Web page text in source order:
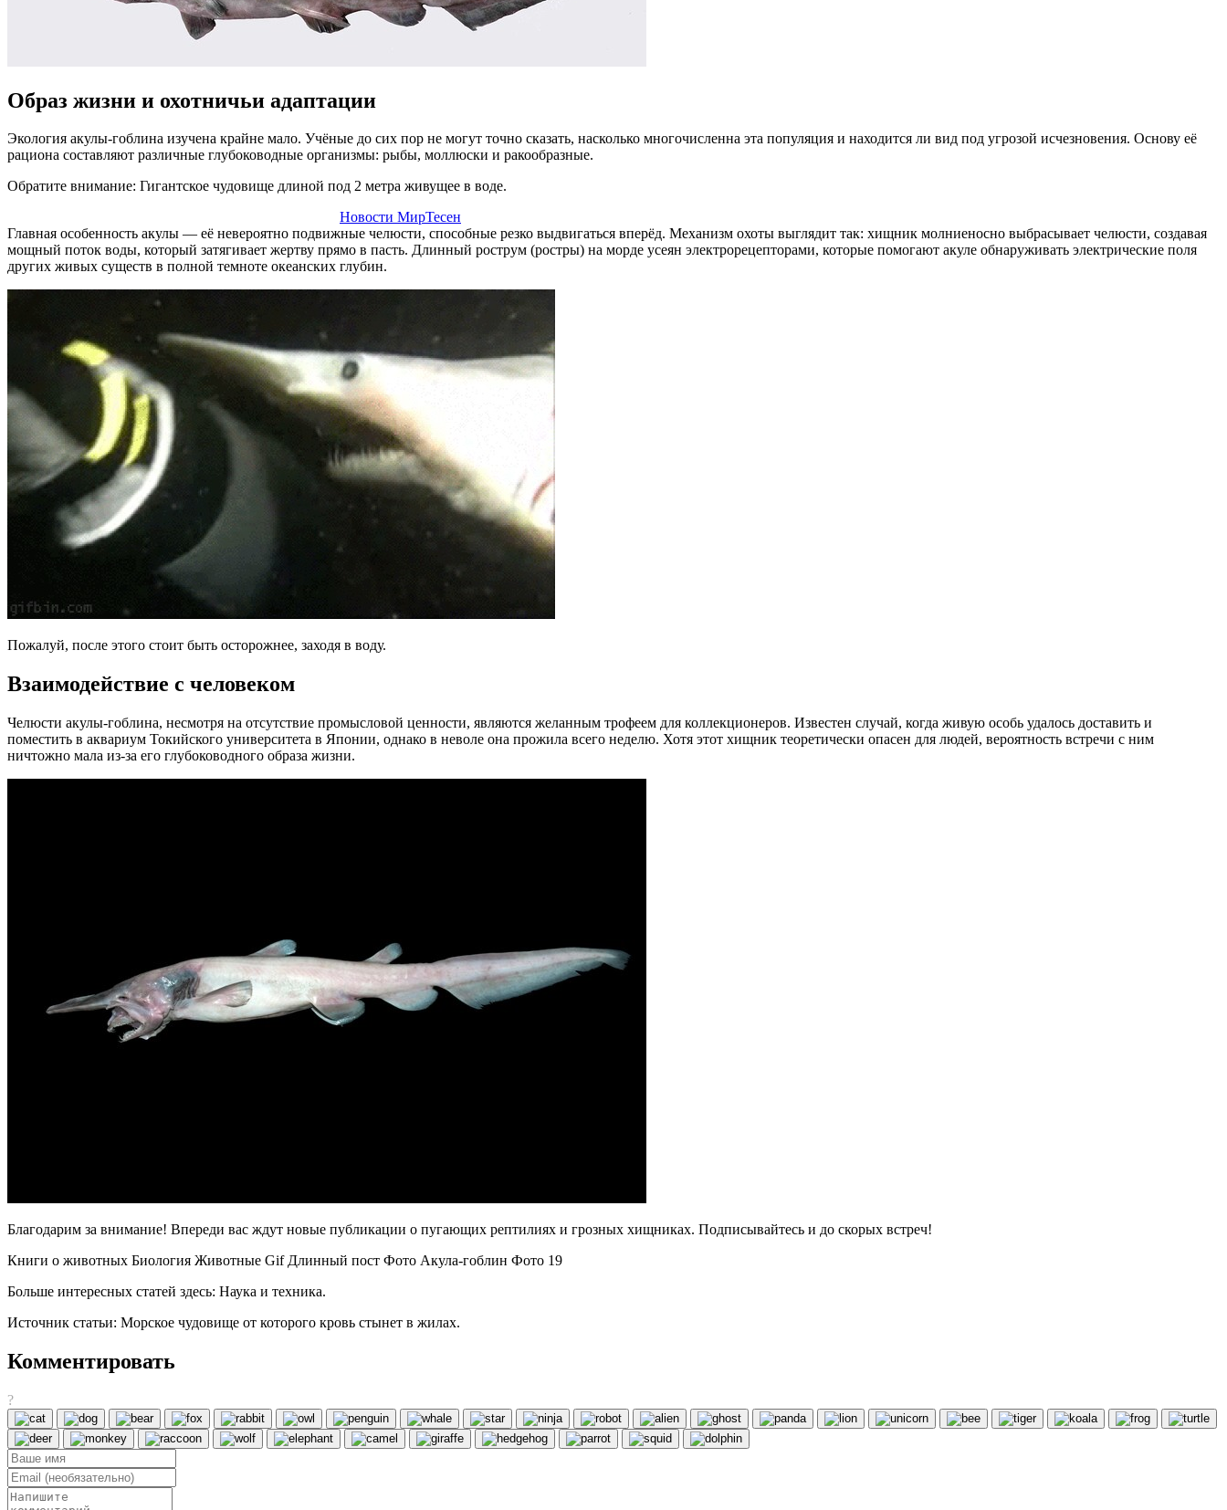
Образ жизни и охотничьи адаптации
Экология акулы-гоблина изучена крайне мало. Учёные до сих пор не могут точно сказать, насколько многочисленна эта популяция и находится ли вид под угрозой исчезновения. Основу её
рациона составляют различные глубоководные организмы: рыбы, моллюски и ракообразные.
Обратите внимание: Гигантское чудовище длиной под 2 метра живущее в воде.
Новости МирТесен
Главная особенность акулы — её невероятно подвижные челюсти, способные резко выдвигаться вперёд. Механизм охоты выглядит так: хищник молниеносно выбрасывает челюсти, создавая
мощный поток воды, который затягивает жертву прямо в пасть. Длинный рострум (ростры) на морде усеян электрорецепторами, которые помогают акуле обнаруживать электрические поля
других живых существ в полной темноте океанских глубин.
Пожалуй, после этого стоит быть осторожнее, заходя в воду.
Взаимодействие с человеком
Челюсти акулы-гоблина, несмотря на отсутствие промысловой ценности, являются желанным трофеем для коллекционеров. Известен случай, когда живую особь удалось доставить и
поместить в аквариум Токийского университета в Японии, однако в неволе она прожила всего неделю. Хотя этот хищник теоретически опасен для людей, вероятность встречи с ним
ничтожно мала из-за его глубоководного образа жизни.
Благодарим за внимание! Впереди вас ждут новые публикации о пугающих рептилиях и грозных хищниках. Подписывайтесь и до скорых встреч!
Книги о животных Биология Животные Gif Длинный пост Фото Акула-гоблин Фото 19
Больше интересных статей здесь: Наука и техника.
Источник статьи: Морское чудовище от которого кровь стынет в жилах.
Комментировать
?